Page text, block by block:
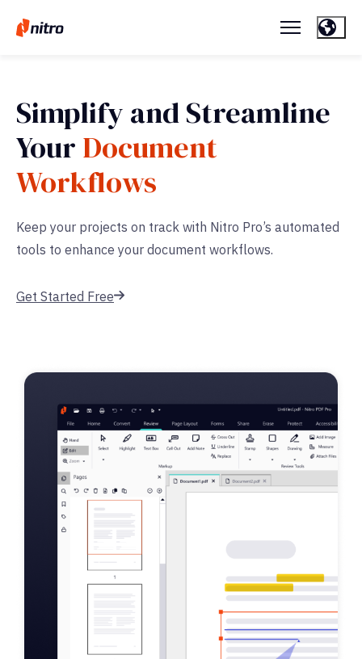
Simplify and Streamline
Your Document
Workflows
Keep your projects on track with Nitro Pro’s automated
tools to enhance your document workflows.
Get Started Free